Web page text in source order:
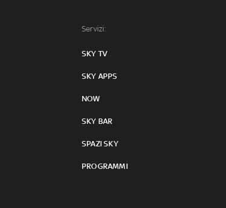
Servizi:
SKY TV
SKY APPS
NOW
SKY BAR
SPAZI SKY
PROGRAMMI